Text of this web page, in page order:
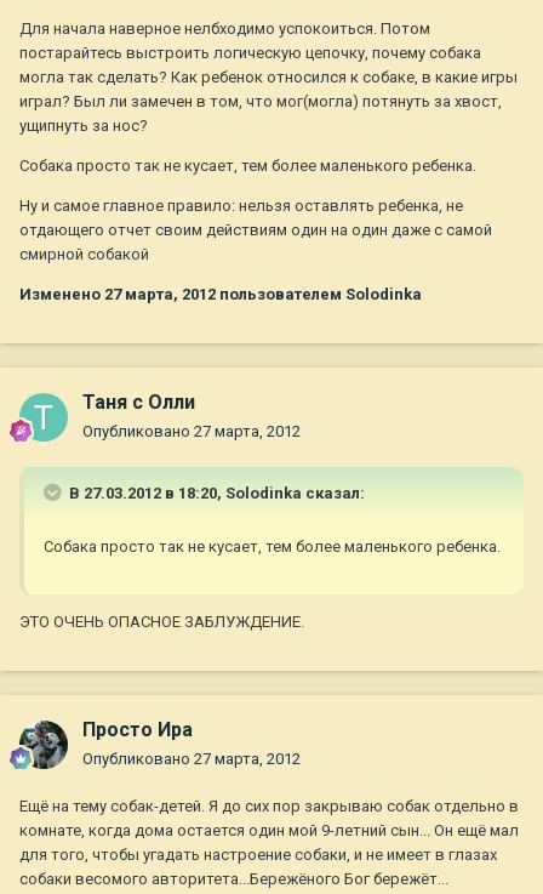
Для начала наверное нелбходимо успокоиться. Потом
постарайтесь выстроить логическую цепочку, почему собака
могла так сделать? Как ребенок относился к собаке, в какие игры
играл? Был ли замечен в том, что мог(могла) потянуть за хвост,
ущипнуть за нос?
Собака просто так не кусает, тем более маленького ребенка.
Ну и самое главное правило: нельзя оставлять ребенка, не
отдающего отчет своим действиям один на один даже с самой
смирной собакой
Изменено 27 марта, 2012 пользователем Solodinka
Таня с Олли
Опубликовано 27 марта, 2012
В 27.03.2012 в 18:20, Solodinka сказал:
Собака просто так не кусает, тем более маленького ребенка.
ЭТО ОЧЕНЬ ОПАСНОЕ ЗАБЛУЖДЕНИЕ.
Просто Ира
Опубликовано 27 марта, 2012
Ещё на тему собак-детей. Я до сих пор закрываю собак отдельно в
комнате, когда дома остается один мой 9-летний сын... Он ещё мал
для того, чтобы угадать настроение собаки, и не имеет в глазах
собаки весомого авторитета...Бережёного Бог бережёт...